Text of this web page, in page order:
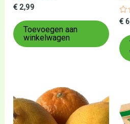
Gewaardeerd
uit
5
€ 2,99
Toevoegen aan
winkelwagen
uit
5
€